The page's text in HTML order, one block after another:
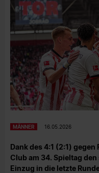
MÄNNER 16.05.2026
Dank des 4:1 (2:1)
Club am 34. Spieltag
Einzug in die letzte